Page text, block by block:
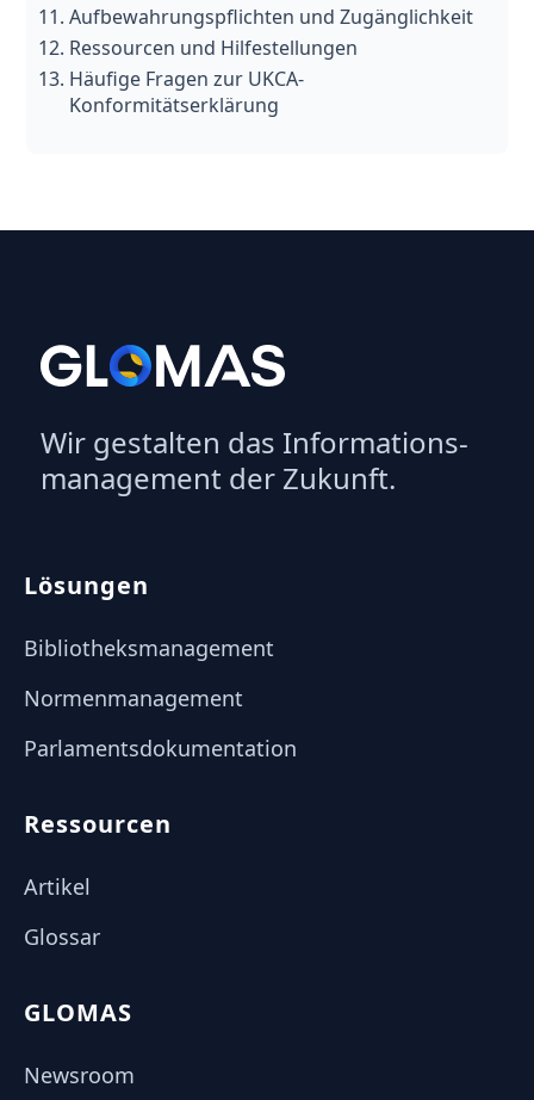
Aufbewahrungspflichten und Zugänglichkeit
Ressourcen und Hilfestellungen
Häufige Fragen zur UKCA-
Konformitätserklärung
Wir gestalten das Informations­
management der Zukunft.
Lösungen
Bibliotheksmanagement
Normenmanagement
Parlamentsdokumentation
Ressourcen
Artikel
Glossar
GLOMAS
Newsroom